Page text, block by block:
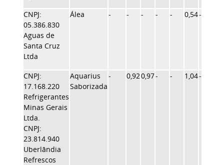
CNPJ:
05.386.830
Aguas de
Santa Cruz
Ltda
Álea - - - - - 0,54-
CNPJ:
17.168.220
Refrigerantes
Minas Gerais
Ltda.
CNPJ:
23.814.940
Uberlândia
Refrescos
Aquarius
Saborizada
- 0,920,97- - 1,04-